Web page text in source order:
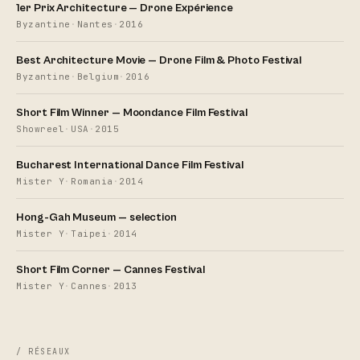
1er Prix Architecture — Drone Expérience
Byzantine · Nantes · 2016
Best Architecture Movie — Drone Film & Photo Festival
Byzantine · Belgium · 2016
Short Film Winner — Moondance Film Festival
Showreel · USA · 2015
Bucharest International Dance Film Festival
Mister Y · Romania · 2014
Hong-Gah Museum — selection
Mister Y · Taipei · 2014
Short Film Corner — Cannes Festival
Mister Y · Cannes · 2013
/ RÉSEAUX